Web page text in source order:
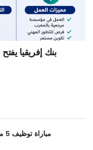
مباراة توظيف 5 مناصب ببنك المغرب 2026